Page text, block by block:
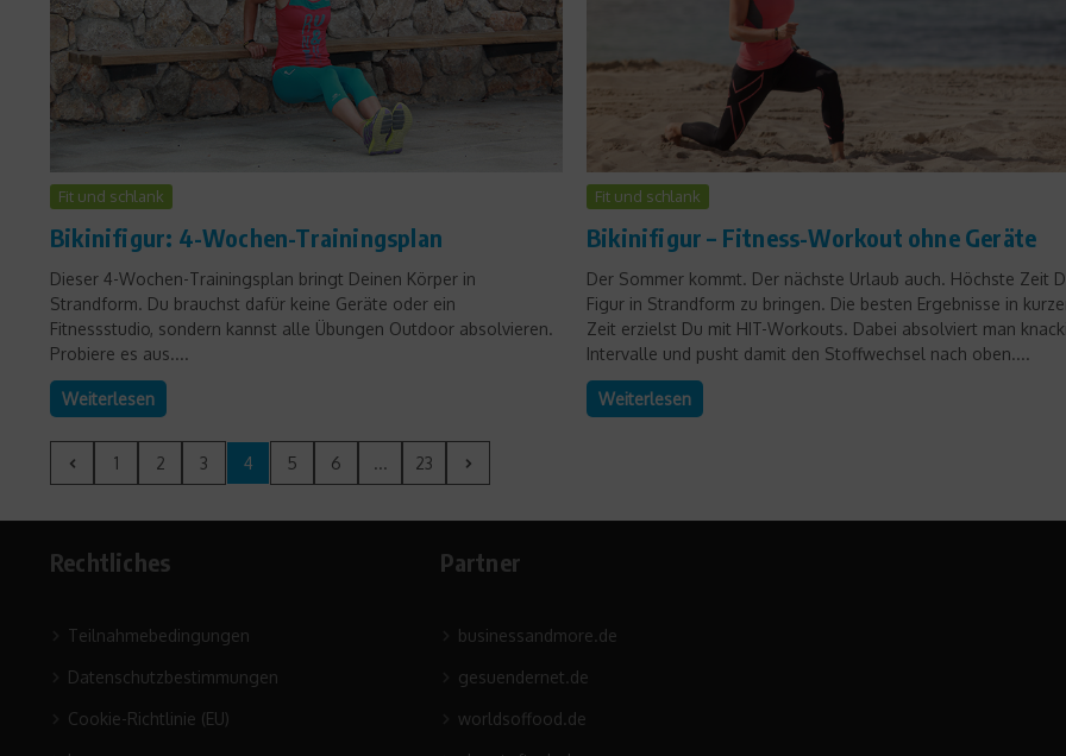
Fit und schlank
Bikinifigur: 4-Wochen-Trainingsplan
Dieser 4-Wochen-Trainingsplan bringt Deinen Körper in
Strandform. Du brauchst dafür keine Geräte oder ein
Fitnessstudio, sondern kannst alle Übungen Outdoor absolvieren.
Probiere es aus....
Weiterlesen
Fit und schlank
Bikinifigur – Fitness-Workout ohne Geräte
Der Sommer kommt. Der nächste Urlaub auch. Höchste Zeit
Figur in Strandform zu bringen. Die besten Ergebnisse in
Zeit erzielst Du mit HIT-Workouts. Dabei absolviert man
Intervalle und pusht damit den Stoffwechsel nach oben....
Weiterlesen
1 2 3 4 5 6 ... 23
Rechtliches
Teilnahmebedingungen
Datenschutzbestimmungen
Cookie-Richtlinie (EU)
Partner
businessandmore.de
gesuendernet.de
worldsoffood.de